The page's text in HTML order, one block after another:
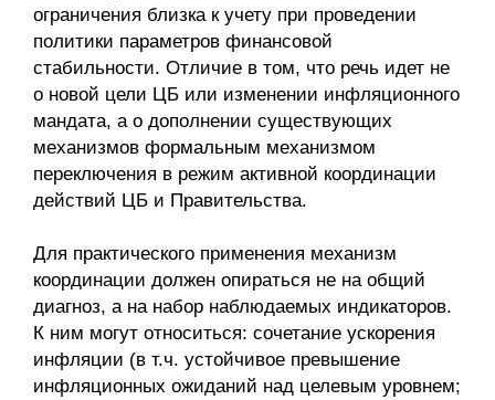
ограничения близка к учету при проведении
политики параметров финансовой
стабильности. Отличие в том, что речь идет не
о новой цели ЦБ или изменении инфляционного
мандата, а о дополнении существующих
механизмов формальным механизмом
переключения в режим активной координации
действий ЦБ и Правительства.
Для практического применения механизм
координации дол­жен опираться не на общий
диагноз, а на набор наблюдаемых индикаторов.
К ним могут относиться: сочетание ускорения
инфляции (в т.ч. устойчивое превышение
инфляционных ожиданий над целевым уровнем;